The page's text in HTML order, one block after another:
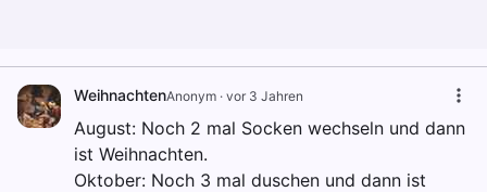
WeihnachtenAnonym · vor 3 Jahren
August: Noch 2 mal Socken wechseln und dann
ist Weihnachten.
Oktober: Noch 3 mal duschen und dann ist